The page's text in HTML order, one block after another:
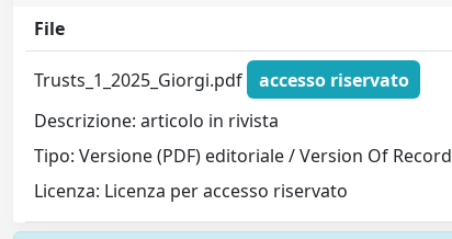
File
Trusts_1_2025_Giorgi.pdf
accesso riservato
Descrizione: articolo in rivista
Tipo: Versione (PDF) editoriale / Version Of Record
Licenza: Licenza per accesso riservato